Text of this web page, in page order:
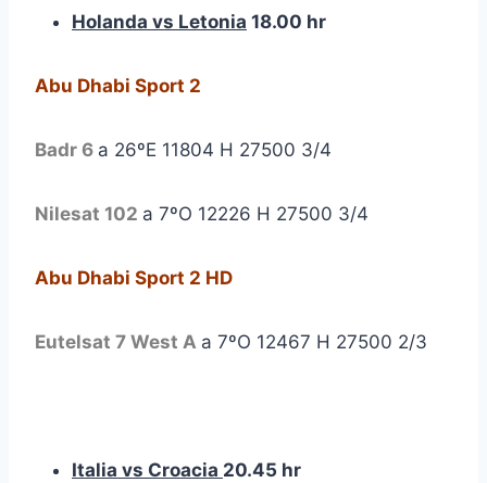
Holanda vs Letonia 18.00 hr
Abu Dhabi Sport 2
Badr 6 a 26ºE 11804 H 27500 3/4
Nilesat 102 a 7ºO 12226 H 27500 3/4
Abu Dhabi Sport 2 HD
Eutelsat 7 West A a 7ºO 12467 H 27500 2/3
Italia vs Croacia 20.45 hr